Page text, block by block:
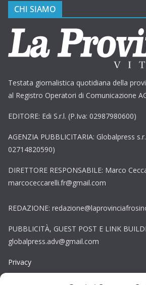
CHI SIAMO
Testata giornalistica quotidiana della
al Registro Operatori di Comunicazione
EDITORE: Edi S.r.l. (P.Iva: 02987980600)
AGENZIA PUBBLICITARIA: Globalpress
02714820590)
DIRETTORE RESPONSABILE: Marco
marcoceccarelli.fr@gmail.com
REDAZIONE:
PUBBLICITÀ, GUEST POST E LINK
globalpress.adv@gmail.com
Privacy